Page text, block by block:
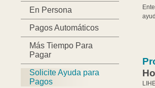
En Persona
Pagos Automáticos
Más Tiempo Para
Pagar
Solicite Ayuda para
Pagos